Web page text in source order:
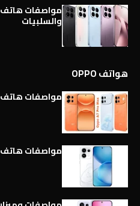
والسلبيات
هواتف OPPO
مواصفات هاتف Oppo A7 Pro Max كاملة
مواصفات هاتف Oppo Reno 16 Pro 5G كاملة